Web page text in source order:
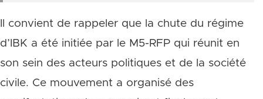
Il convient de rappeler que la chute du régime
d’IBK a été initiée par le M5-RFP qui réunit en
son sein des acteurs politiques et de la société
civile. Ce mouvement a organisé des